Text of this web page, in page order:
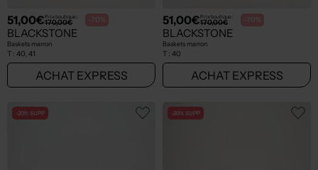
51,00€Prix boutique :
170,00€ -70%
BLACKSTONE
Baskets marron
T : 40, 41
ACHAT EXPRESS
51,00€Prix boutique :
170,00€ -70%
BLACKSTONE
Baskets marron
T : 40
ACHAT EXPRESS
-20% SUPP -20% SUPP